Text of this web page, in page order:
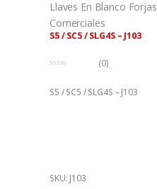
Llaves En Blanco Forjas
Comerciales
S5 / SC5 / SLG4S – J103
u
(0)
S5 / SC5 / SLG4S – J103
SKU: J103